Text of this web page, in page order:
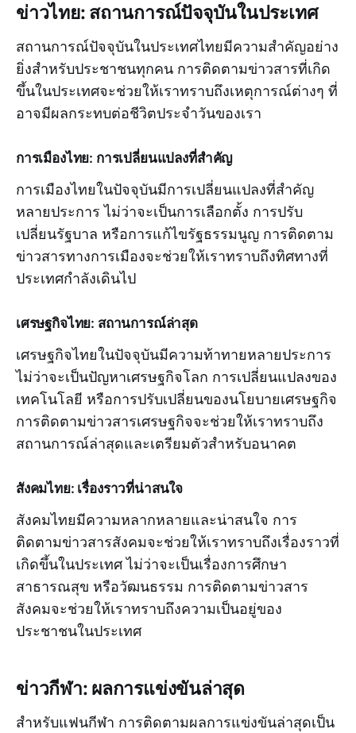
ข่าวไทย: สถานการณ์ปัจจุบันในประเทศ
สถานการณ์ปัจจุบันในประเทศไทยมีความสำคัญอย่าง
ยิ่งสำหรับประชาชนทุกคน การติดตามข่าวสารที่เกิด
ขึ้นในประเทศจะช่วยให้เราทราบถึงเหตุการณ์ต่างๆ ที่
อาจมีผลกระทบต่อชีวิตประจำวันของเรา
การเมืองไทย: การเปลี่ยนแปลงที่สำคัญ
การเมืองไทยในปัจจุบันมีการเปลี่ยนแปลงที่สำคัญ
หลายประการ ไม่ว่าจะเป็นการเลือกตั้ง การปรับ
เปลี่ยนรัฐบาล หรือการแก้ไขรัฐธรรมนูญ การติดตาม
ข่าวสารทางการเมืองจะช่วยให้เราทราบถึงทิศทางที่
ประเทศกำลังเดินไป
เศรษฐกิจไทย: สถานการณ์ล่าสุด
เศรษฐกิจไทยในปัจจุบันมีความท้าทายหลายประการ
ไม่ว่าจะเป็นปัญหาเศรษฐกิจโลก การเปลี่ยนแปลงของ
เทคโนโลยี หรือการปรับเปลี่ยนของนโยบายเศรษฐกิจ
การติดตามข่าวสารเศรษฐกิจจะช่วยให้เราทราบถึง
สถานการณ์ล่าสุดและเตรียมตัวสำหรับอนาคต
สังคมไทย: เรื่องราวที่น่าสนใจ
สังคมไทยมีความหลากหลายและน่าสนใจ การ
ติดตามข่าวสารสังคมจะช่วยให้เราทราบถึงเรื่องราวที่
เกิดขึ้นในประเทศ ไม่ว่าจะเป็นเรื่องการศึกษา
สาธารณสุข หรือวัฒนธรรม การติดตามข่าวสาร
สังคมจะช่วยให้เราทราบถึงความเป็นอยู่ของ
ประชาชนในประเทศ
ข่าวกีฬา: ผลการแข่งขันล่าสุด
สำหรับแฟนกีฬา การติดตามผลการแข่งขันล่าสุดเป็น